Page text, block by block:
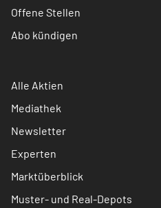
Offene Stellen
Abo kündigen
Alle Aktien
Mediathek
Newsletter
Experten
Marktüberblick
Muster- und Real-Depots